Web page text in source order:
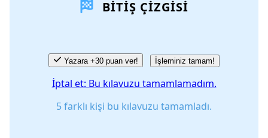
İptal Yorum gönder
BITIŞ ÇIZGISI
Yazara +30 puan ver! İşleminiz tamam!
İptal et: Bu kılavuzu tamamlamadım.
5 farklı kişi bu kılavuzu tamamladı.